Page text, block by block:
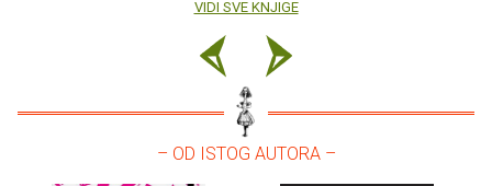
VIDI SVE KNJIGE
– OD ISTOG AUTORA –